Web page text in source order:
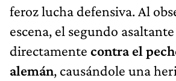
feroz lucha defensiva. Al
escena, el segundo
directamente contra el
alemán, causándole una